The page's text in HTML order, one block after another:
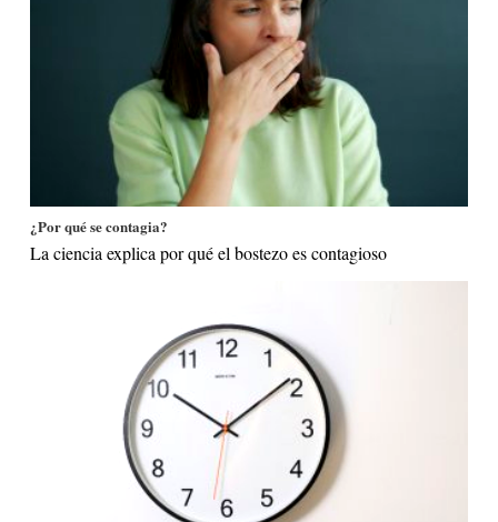
¿Por qué se contagia?
La ciencia explica por qué el bostezo es contagioso